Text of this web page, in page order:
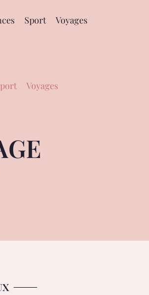
Sport Voyages
Voyages